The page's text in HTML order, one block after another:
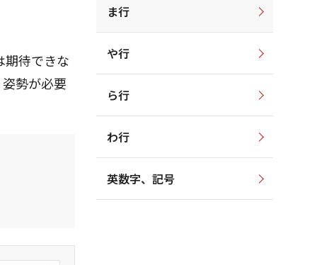
期待できな
勢が必要
ま行
や行
ら行
わ行
英数字、記号